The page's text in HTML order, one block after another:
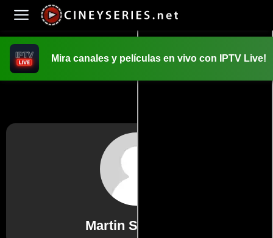
Mira canales y películas en vivo con IPTV Live!
Martin Scorsese